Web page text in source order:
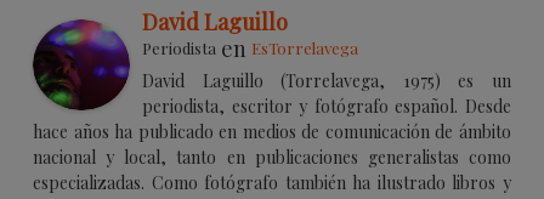
David Laguillo
Periodista en EsTorrelavega
David Laguillo (Torrelavega, 1975) es un
periodista, escritor y fotógrafo español. Desde
hace años ha publicado en medios de comunicación de ámbito
nacional y local, tanto en publicaciones generalistas como
especializadas. Como fotógrafo también ha ilustrado libros y